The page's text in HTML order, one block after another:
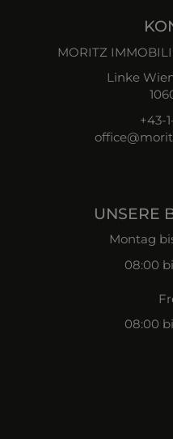
MORITZ
Linke
+43-
UNSERE
Montag
08:00
08:00